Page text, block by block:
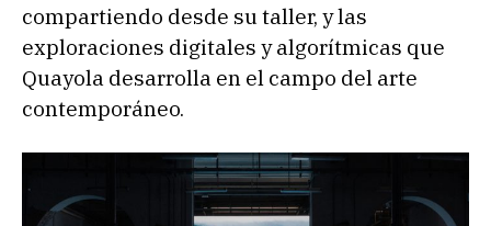
compartiendo desde su taller, y las
exploraciones digitales y algorítmicas que
Quayola desarrolla en el campo del arte
contemporáneo.